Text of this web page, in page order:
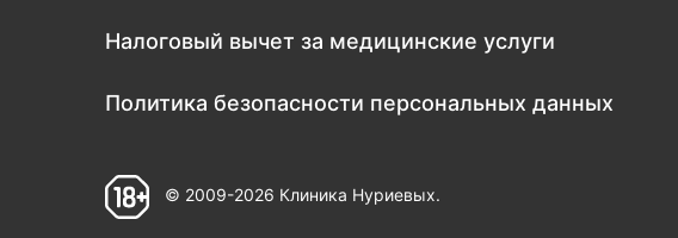
Налоговый вычет за медицинские услуги
Политика безопасности персональных данных
© 2009-2026 Клиника Нуриевых.